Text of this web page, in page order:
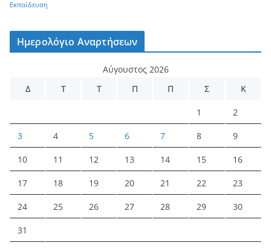
Εκπαίδευση
Ημερολόγιο Αναρτήσεων
Αύγουστος 2026
Δ
Τ Τ Π Π Σ Κ
1 2
3 4 5 6 7 8 9
10 11 12 13 14 15 16
17 18 19 20 21 22 23
24 25 26 27 28 29 30
31